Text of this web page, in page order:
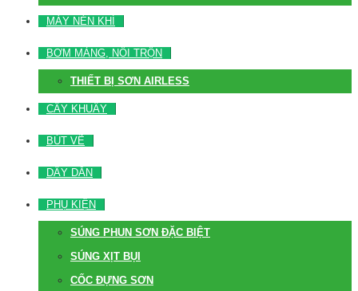
MÁY NÉN KHÍ
BƠM MÀNG, NỒI TRỘN
THIẾT BỊ SƠN AIRLESS
CÂY KHUẤY
BÚT VẼ
DÂY DẪN
PHỤ KIỆN
SÚNG PHUN SƠN ĐẶC BIỆT
SÚNG XỊT BỤI
CỐC ĐỰNG SƠN